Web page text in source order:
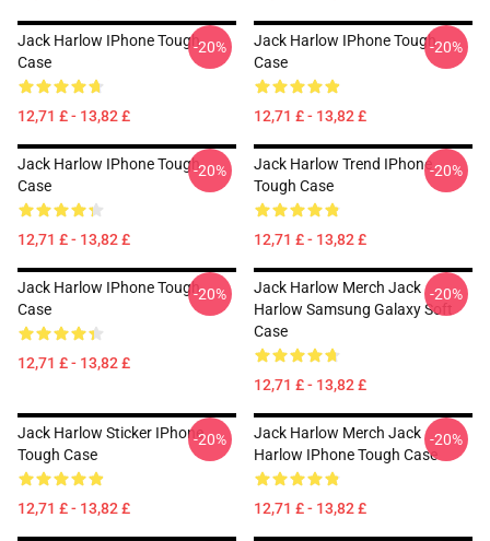
Jack Harlow IPhone Tough
Case
12,71 £ - 13,82 £
-20%
Jack Harlow IPhone Tough
Case
12,71 £ - 13,82 £
-20%
Jack Harlow IPhone Tough
Case
12,71 £ - 13,82 £
-20%
Jack Harlow Trend IPhone
Tough Case
12,71 £ - 13,82 £
-20%
Jack Harlow IPhone Tough
Case
12,71 £ - 13,82 £
-20%
Jack Harlow Merch Jack
Harlow Samsung Galaxy Soft
Case
12,71 £ - 13,82 £
-20%
Jack Harlow Sticker IPhone
Tough Case
12,71 £ - 13,82 £
-20%
Jack Harlow Merch Jack
Harlow IPhone Tough Case
12,71 £ - 13,82 £
-20%